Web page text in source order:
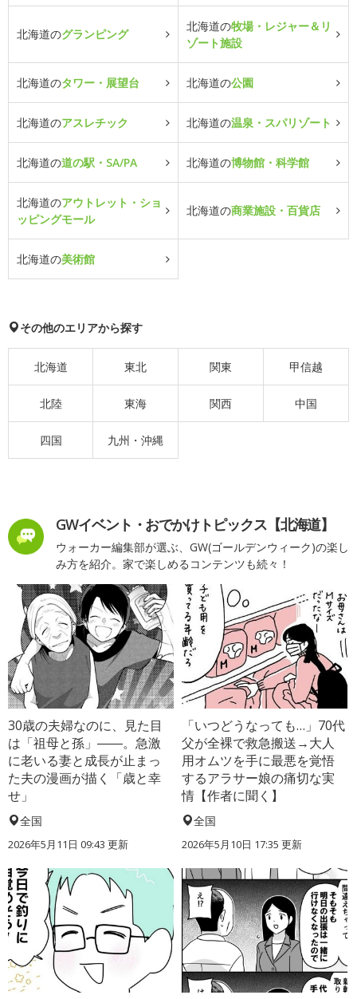
北海道のグランピング
北海道の牧場・レジャー＆リ
ゾート施設
北海道のタワー・展望台 北海道の公園
北海道のアスレチック 北海道の温泉・スパリゾート
北海道の道の駅・SA/PA 北海道の博物館・科学館
北海道のアウトレット・ショ
ッピングモール
北海道の商業施設・百貨店
北海道の美術館
その他のエリアから探す
北海道 東北 関東 甲信越
北陸 東海 関西 中国
四国 九州・沖縄
GWイベント・おでかけトピックス【北海道】
ウォーカー編集部が選ぶ、GW(ゴールデンウィーク)の楽し
み方を紹介。家で楽しめるコンテンツも続々！
30歳の夫婦なのに、見た目
は「祖母と孫」――。急激
に老いる妻と成長が止まっ
た夫の漫画が描く「歳と幸
せ」
全国
2026年5月11日 09:43 更新
「いつどうなっても…」70代
父が全裸で救急搬送→大人
用オムツを手に最悪を覚悟
するアラサー娘の痛切な実
情【作者に聞く】
全国
2026年5月10日 17:35 更新